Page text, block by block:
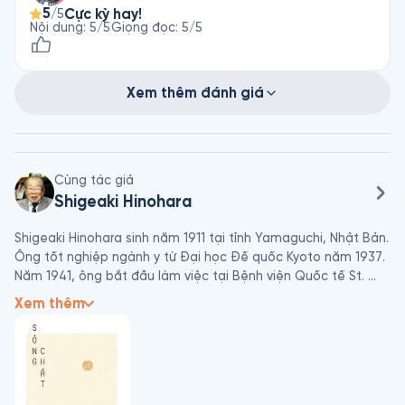
và tin tưởng và khả năng của họ trong việc tự tìm ra một
lối sống thích ứng
5/5Cực kỳ hay!
Nội dung: 5/5Giọng đọc: 5/5
Xem thêm đánh giá
Cùng tác giả
Shigeaki Hinohara
Shigeaki Hinohara sinh năm 1911 tại tỉnh Yamaguchi, Nhật Bản.
Ông tốt nghiệp ngành y từ Đại học Đế quốc Kyoto năm 1937.
Năm 1941, ông bắt đầu làm việc tại Bệnh viện Quốc tế St.
Luke ở Tokyo, nơi ông gắn bó suốt cuộc đời làm nghề y. Ông
đặc biệt là thiết lập hệ thống khám sức khỏe định kỳ toàn
diện vào năm 1954 – một mô hình được xem là chuẩn mực tại
Nhật Bản.
Xem thêm